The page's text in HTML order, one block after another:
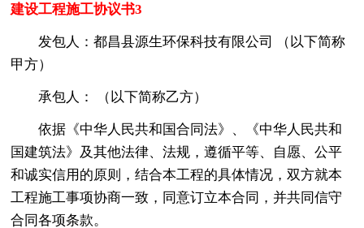
建设工程施工协议书3
发包人：都昌县源生环保科技有限公司 （以下简称
甲方）
承包人： （以下简称乙方）
依据《中华人民共和国合同法》、《中华人民共和
国建筑法》及其他法律、法规，遵循平等、自愿、公平
和诚实信用的原则，结合本工程的具体情况，双方就本
工程施工事项协商一致，同意订立本合同，并共同信守
合同各项条款。